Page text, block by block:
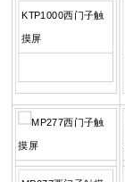
KTP1000西门子触
摸屏